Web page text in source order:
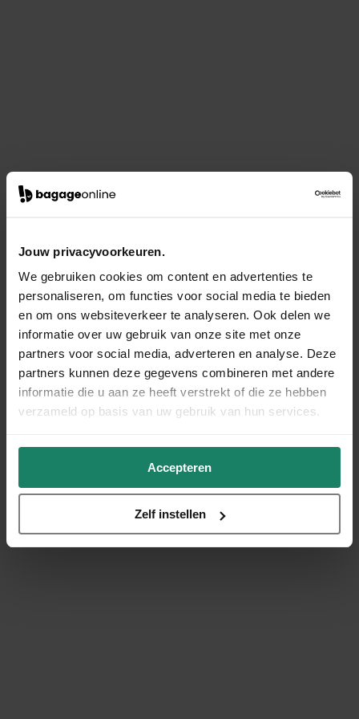
Jouw privacyvoorkeuren.
We gebruiken cookies om content en advertenties te
personaliseren, om functies voor social media te bieden
en om ons websiteverkeer te analyseren. Ook delen we
informatie over uw gebruik van onze site met onze
partners voor social media, adverteren en analyse. Deze
partners kunnen deze gegevens combineren met andere
informatie die u aan ze heeft verstrekt of die ze hebben
verzameld op basis van uw gebruik van hun services.
Accepteren
Zelf instellen